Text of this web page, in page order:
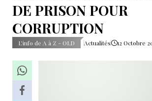
DE PRISON POUR
CORRUPTION
L’info de A à Z - OLD Actualités 12 Octobre